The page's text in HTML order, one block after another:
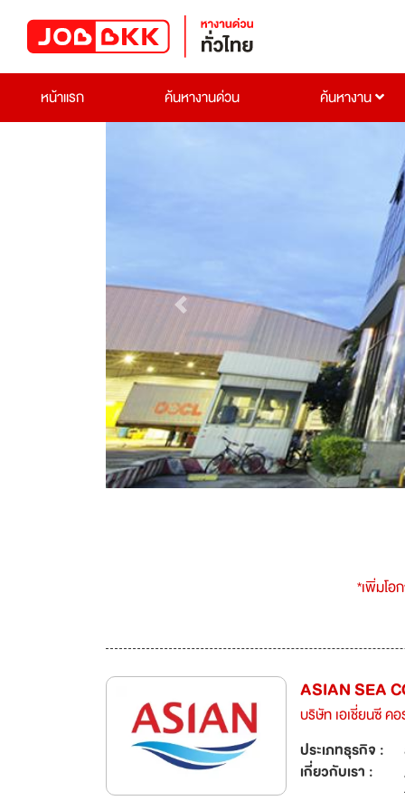
หน้าแรก
ค้นหางานด่วน ค้นหางาน
Previous
*เพิ่มโอ
ASIAN SEA
บริษัท เอเชี่ยนซี ค
ประเภทธุรกิจ :
เกี่ยวกับเรา :